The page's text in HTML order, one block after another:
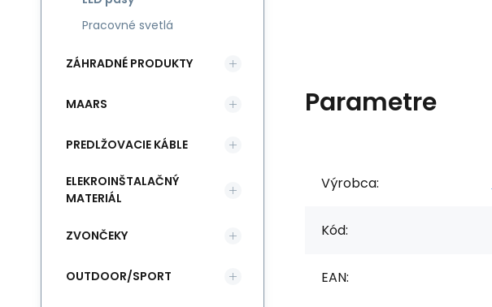
Parametre
Výrobca:
Kód:
EAN:
Pracovné svetlá
ZÁHRADNÉ PRODUKTY
MAARS
PREDLŽOVACIE KÁBLE
ELEKROINŠTALAČNÝ
MATERIÁL
ZVONČEKY
OUTDOOR/SPORT